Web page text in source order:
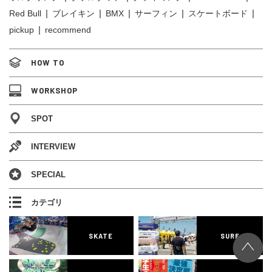
Red Bull
ブレイキン BMX サーフィン
スケートボード
pickup
recommend
HOW TO
WORKSHOP
SPOT
INTERVIEW
SPECIAL
カテゴリ
SKATE SURF